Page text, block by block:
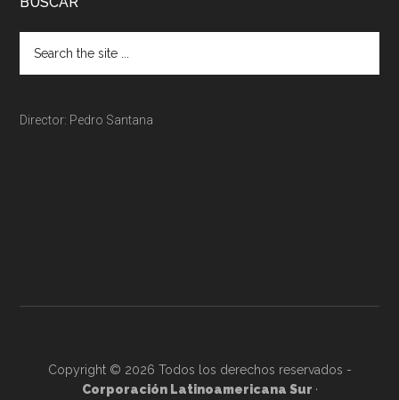
Director: Pedro Santana
Copyright © 2026 Todos los derechos reservados -
Corporación Latinoamericana Sur ·